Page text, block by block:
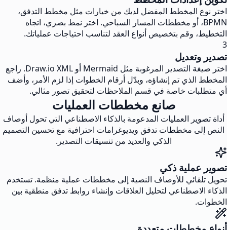
اختر نوع المخطط المفضل لديك من خيارات مثل مخطط التدفق،
BPMN، أو مخططات المسار السباحي. اختر نمط بصري، اتجاه
التخطيط، وقم بتخصيص أنواع العقد لتناسب احتياجات عملياتك.
3
تصدير وتعديل
اختر صيغة التصدير المرغوبة مثل Mermaid أو Draw.io XML. راجع
المخطط الذي تم إنشاؤه، وبدّل أرقام الخطوات إذا لزم الأمر، وأضف
أي متطلبات خاصة في قسم الملاحظات لتحقيق تصور مثالي.
صانع مخططات العمليات
أداة تصوير العمليات المدعومة بالذكاء الاصطناعي التي تحول أوصاف
النص إلى مخططات تدفق ويديوغرامات احترافية مع تحسين التصميم
الذكي والعديد من تنسيقات التصدير.
تصوير عملية ذكي
تحويل تلقائي للأوصاف النصية إلى مخططات عملية منظمة. تستخدم
الذكاء الاصطناعي لتحليل العلاقات وإنشاء روابط تدفق منطقية بين
الخطوات.